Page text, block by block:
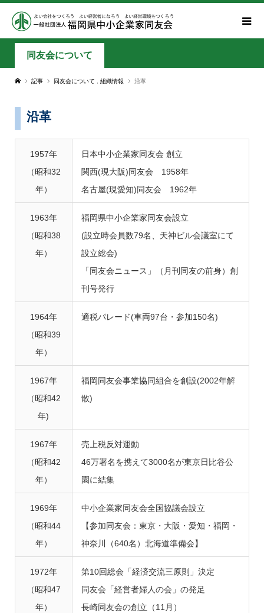
同友会について
記事 同友会について 組織情報 沿革
沿革
1957年
（昭和32
年）
日本中小企業家同友会 創立
関西(現大阪)同友会 1958年
名古屋(現愛知)同友会 1962年
1963年
（昭和38
年）
福岡県中小企業家同友会設立
(設立時会員数79名、天神ビル会議室にて
設立総会)
「同友会ニュース」（月刊同友の前身）創
刊号発行
1964年
（昭和39
年）
適税パレード(車両97台・参加150名)
1967年
（昭和42
年)
福岡同友会事業協同組合を創設(2002年解
散)
1967年
（昭和42
年）
売上税反対運動
46万署名を携えて3000名が東京日比谷公
園に結集
1969年
（昭和44
年）
中小企業家同友会全国協議会設立
【参加同友会：東京・大阪・愛知・福岡・
神奈川（640名）北海道準備会】
1972年
（昭和47
年）
第10回総会「経済交流三原則」決定
同友会「経営者婦人の会」の発足
長崎同友会の創立（11月）